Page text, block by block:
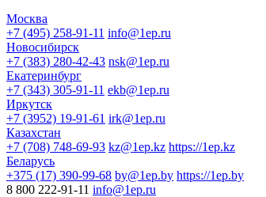
Москва
+7 (495) 258-91-11 info@1ep.ru
Новосибирск
+7 (383) 280-42-43 nsk@1ep.ru
Екатеринбург
+7 (343) 305-91-11 ekb@1ep.ru
Иркутск
+7 (3952) 19-91-61 irk@1ep.ru
Казахстан
+7 (708) 748-69-93 kz@1ep.kz https://1ep.kz
Беларусь
+375 (17) 390-99-68 by@1ep.by https://1ep.by
8 800 222-91-11 info@1ep.ru